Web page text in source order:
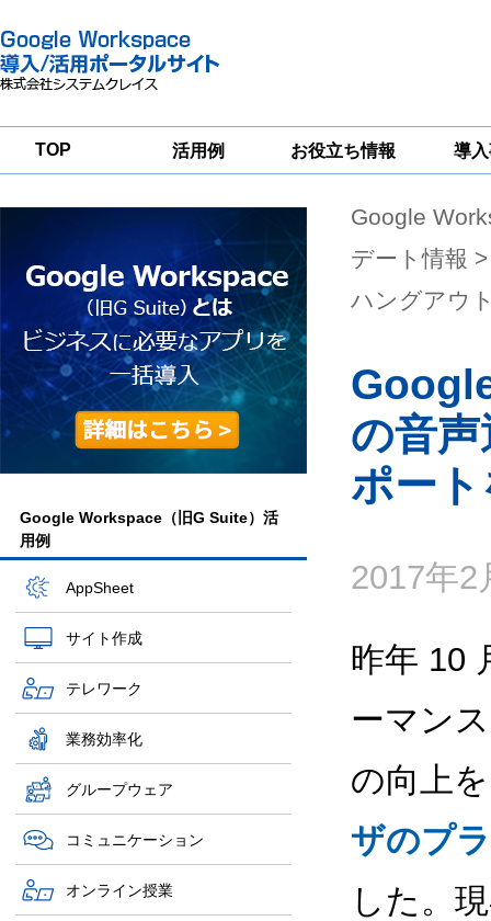
TOP 活用例 お役立ち情報
一
導
グループウェア
移行支援
Google
Workspace
セキュリティ
対策サービス
Google Workspace（旧G Suite）活
用例
AppSheet
サイト作成
テレワーク
業務効率化
グループウェア
コミュニケーション
オンライン授業
Google
デート情報
ハングアウ
の音
ポー
2017年2
昨年 10
ーマン
の向上
ザのプ
した。